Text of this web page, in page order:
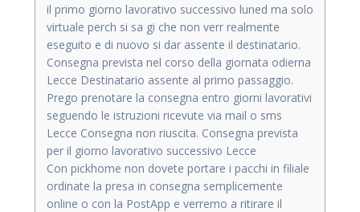
il primo giorno lavorativo successivo luned ma solo
virtuale perch si sa gi che non verr realmente
eseguito e di nuovo si dar assente il destinatario.
Consegna prevista nel corso della giornata odierna
Lecce Destinatario assente al primo passaggio.
Prego prenotare la consegna entro giorni lavorativi
seguendo le istruzioni ricevute via mail o sms
Lecce Consegna non riuscita. Consegna prevista
per il giorno lavorativo successivo Lecce
Con pickhome non dovete portare i pacchi in filiale
ordinate la presa in consegna semplicemente
online o con la PostApp e verremo a ritirare il